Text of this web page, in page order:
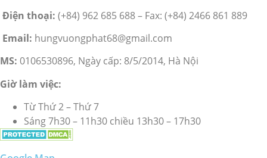
Điện thoại: (+84) 962 685 688 – Fax: (+84) 2466 861 889
Email: hungvuongphat68@gmail.com
MS: 0106530896, Ngày cấp: 8/5/2014, Hà Nội
Giờ làm việc:
Từ Thứ 2 – Thứ 7
Sáng 7h30 – 11h30 chiều 13h30 – 17h30